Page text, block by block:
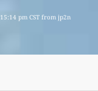
pm CST from jp2n